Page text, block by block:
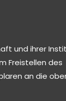
und ihrer
Freistellen des
an die